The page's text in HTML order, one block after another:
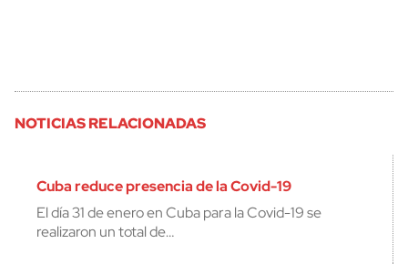
NOTICIAS RELACIONADAS
Cuba reduce presencia de la Covid-19
El día 31 de enero en Cuba para la Covid-19 se
realizaron un total de…